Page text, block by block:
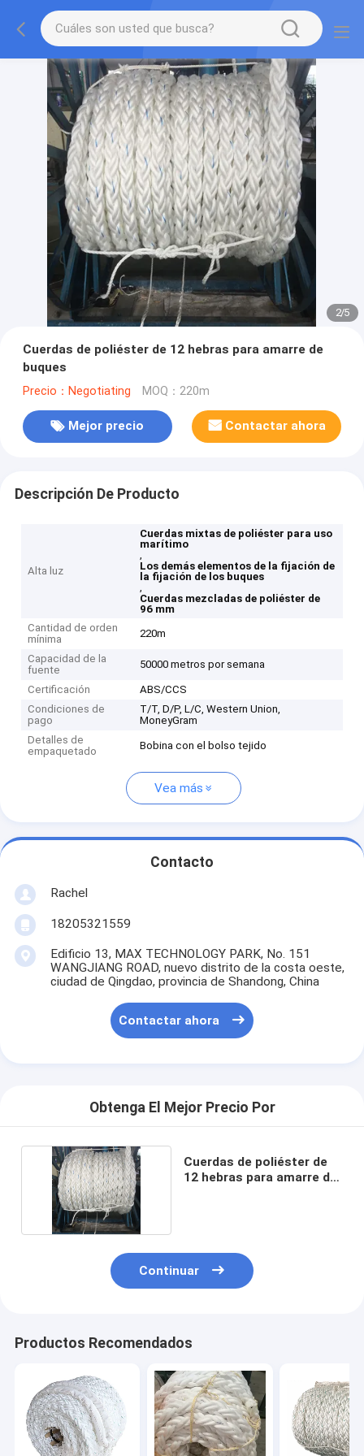
2/5
Cuerdas de poliéster de 12 hebras para amarre de
buques
Precio：Negotiating MOQ：220m
Mejor precio Contactar ahora
Descripción De Producto
Alta luz
Cuerdas mixtas de poliéster para uso
marítimo
,
Los demás elementos de la fijación de
la fijación de los buques
,
Cuerdas mezcladas de poliéster de
96 mm
Cantidad de orden
mínima
220m
Capacidad de la
fuente
50000 metros por semana
Certificación
ABS/CCS
Condiciones de
pago
T/T, D/P, L/C, Western Union,
MoneyGram
Detalles de
empaquetado
Bobina con el bolso tejido
Vea más
Contacto
Rachel
18205321559
Edificio 13, MAX TECHNOLOGY PARK, No. 151
WANGJIANG ROAD, nuevo distrito de la costa oeste,
ciudad de Qingdao, provincia de Shandong, China
Contactar ahora
Obtenga El Mejor Precio Por
Cuerdas de poliéster de
12 hebras para amarre de
Continuar
Productos Recomendados